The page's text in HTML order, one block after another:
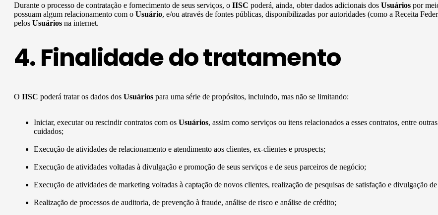
Durante o processo de contratação e fornecimento de seus serviços, o IISC poderá, ainda, obter dados adicionais dos Usuários por
possuam algum relacionamento com o Usuário, e/ou através de fontes públicas, disponibilizadas por autoridades (como a Receita
pelos Usuários na internet.
4. Finalidade do tratamento
O IISC poderá tratar os dados dos Usuários para uma série de propósitos, incluindo, mas não se limitando:
Iniciar, executar ou rescindir contratos com os Usuários, assim como serviços ou itens relacionados a esses contratos, entre
cuidados;
Execução de atividades de relacionamento e atendimento aos clientes, ex-clientes e prospects;
Execução de atividades voltadas à divulgação e promoção de seus serviços e de seus parceiros de negócio;
Execução de atividades de marketing voltadas à captação de novos clientes, realização de pesquisas de satisfação e divulgação
Realização de processos de auditoria, de prevenção à fraude, análise de risco e análise de crédito;